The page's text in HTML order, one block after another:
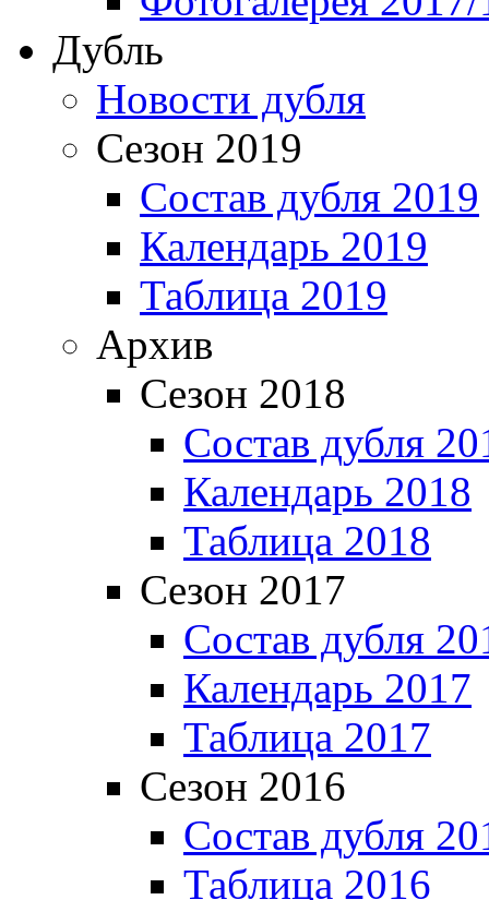
Дубль
Новости дубля
Сезон 2019
Состав дубля 2019
Календарь 2019
Таблица 2019
Архив
Сезон 2018
Состав дубля
Календарь 2018
Таблица 2018
Сезон 2017
Состав дубля
Календарь 2017
Таблица 2017
Сезон 2016
Состав дубля
Таблица 2016